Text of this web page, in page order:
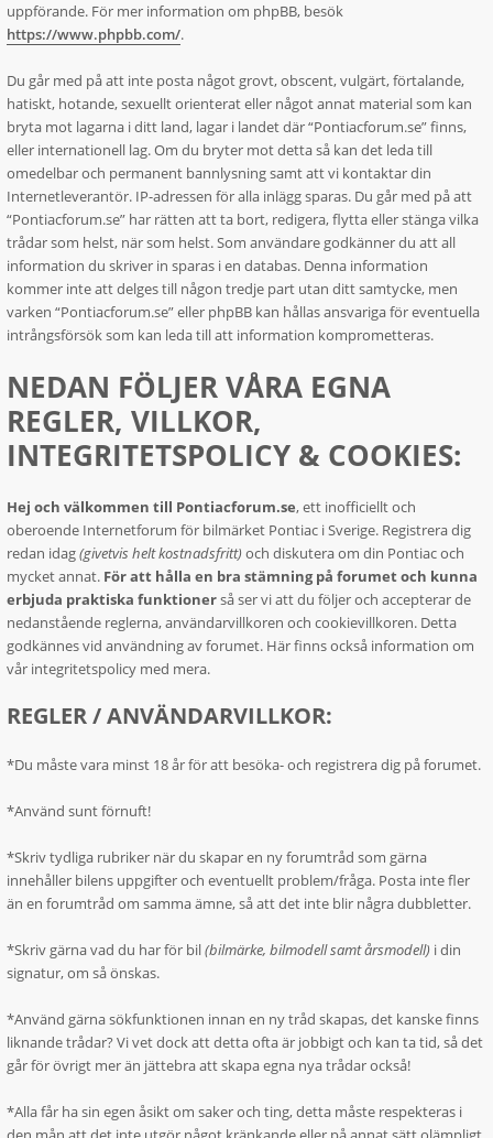
uppförande. För mer information om phpBB, besök
https://www.phpbb.com/.
Du går med på att inte posta något grovt, obscent, vulgärt, förtalande,
hatiskt, hotande, sexuellt orienterat eller något annat material som kan
bryta mot lagarna i ditt land, lagar i landet där “Pontiacforum.se” finns,
eller internationell lag. Om du bryter mot detta så kan det leda till
omedelbar och permanent bannlysning samt att vi kontaktar din
Internetleverantör. IP-adressen för alla inlägg sparas. Du går med på att
“Pontiacforum.se” har rätten att ta bort, redigera, flytta eller stänga vilka
trådar som helst, när som helst. Som användare godkänner du att all
information du skriver in sparas i en databas. Denna information
kommer inte att delges till någon tredje part utan ditt samtycke, men
varken “Pontiacforum.se” eller phpBB kan hållas ansvariga för eventuella
intrångsförsök som kan leda till att information komprometteras.
NEDAN FÖLJER VÅRA EGNA
REGLER, VILLKOR,
INTEGRITETSPOLICY & COOKIES:
Hej och välkommen till Pontiacforum.se, ett inofficiellt och
oberoende Internetforum för bilmärket Pontiac i Sverige. Registrera dig
redan idag(givetvis helt kostnadsfritt) och diskutera om din Pontiac och
mycket annat. För att hålla en bra stämning på forumet och kunna
erbjuda praktiska funktionerså ser vi att du följer och accepterar de
nedanstående reglerna, användarvillkoren och cookievillkoren. Detta
godkännes vid användning av forumet. Här finns också information om
vår integritetspolicy med mera.
REGLER / ANVÄNDARVILLKOR:
*Du måste vara minst 18 år för att besöka- och registrera dig på forumet.
*Använd sunt förnuft!
*Skriv tydliga rubriker när du skapar en ny forumtråd som gärna
innehåller bilens uppgifter och eventuellt problem/fråga. Posta inte fler
än en forumtråd om samma ämne, så att det inte blir några dubbletter.
*Skriv gärna vad du har för bil(bilmärke, bilmodell samt årsmodell) i din
signatur, om så önskas.
*Använd gärna sökfunktionen innan en ny tråd skapas, det kanske finns
liknande trådar? Vi vet dock att detta ofta är jobbigt och kan ta tid, så det
går för övrigt mer än jättebra att skapa egna nya trådar också!
*Alla får ha sin egen åsikt om saker och ting, detta måste respekteras i